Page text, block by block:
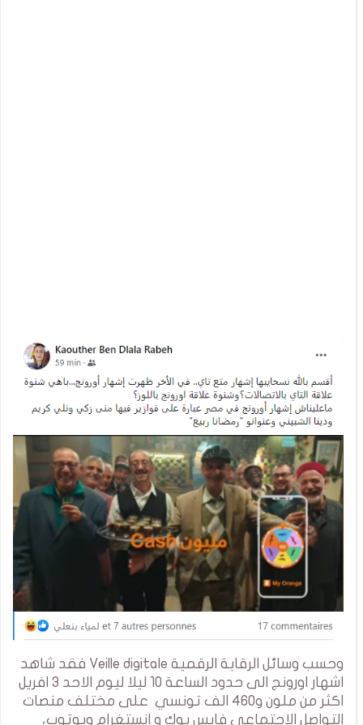
وحسب وسائل الرقابة الرقمية Veille digitale فقد شاهد
اشهار اورونج الى حدود الساعة 10 ليلا ليوم الاحد 3 افريل
اكثر من ملون و460 الف تونسي على مختلف منصات
التواصل الاجتماعي فايس بوك و انستغرام ويوتوب،